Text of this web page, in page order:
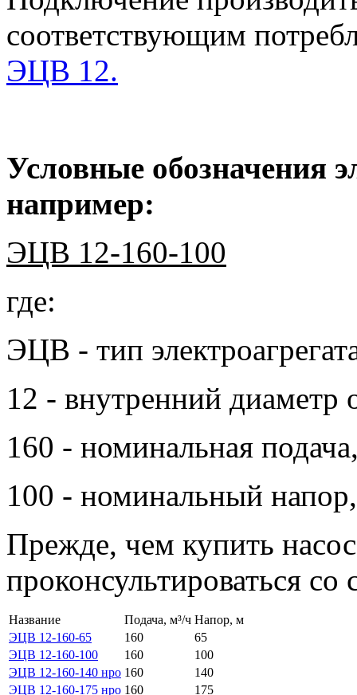
соответствующим
ЭЦВ 12.
Условные обозначения
например:
ЭЦВ 12-160-100
где:
ЭЦВ - тип
12 - внутренний
160 - номинальная
100 - номинальный
Прежде, чем купить
проконсультироваться со
Название Подача, м³/ч Напор, м
ЭЦВ 12-160-65
160
65
ЭЦВ 12-160-100
160
100
ЭЦВ 12-160-140 нро 160
140
ЭЦВ 12-160-175 нро 160 175